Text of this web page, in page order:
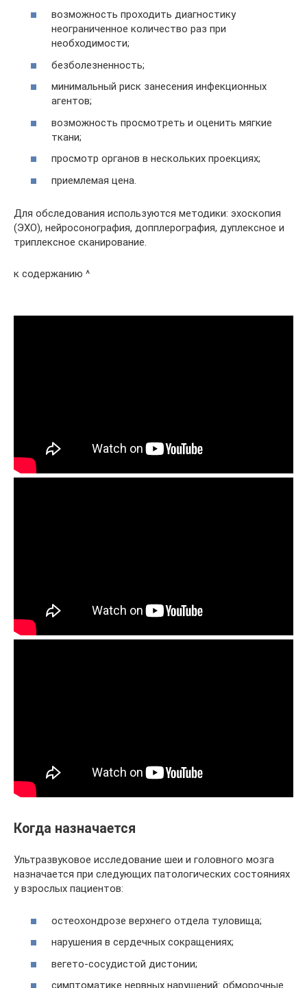
возможность проходить диагностику
неограниченное количество раз при
необходимости;
безболезненность;
минимальный риск занесения инфекционных
агентов;
возможность просмотреть и оценить мягкие
ткани;
просмотр органов в нескольких проекциях;
приемлемая цена.
Для обследования используются методики: эхоскопия
(ЭХО), нейросонография, допплерография, дуплексное и
триплексное сканирование.
к содержанию ^
Когда назначается
Ультразвуковое исследование шеи и головного мозга
назначается при следующих патологических состояниях
у взрослых пациентов:
остеохондрозе верхнего отдела туловища;
нарушения в сердечных сокращениях;
вегето-сосудистой дистонии;
симптоматике нервных нарушений: обморочные